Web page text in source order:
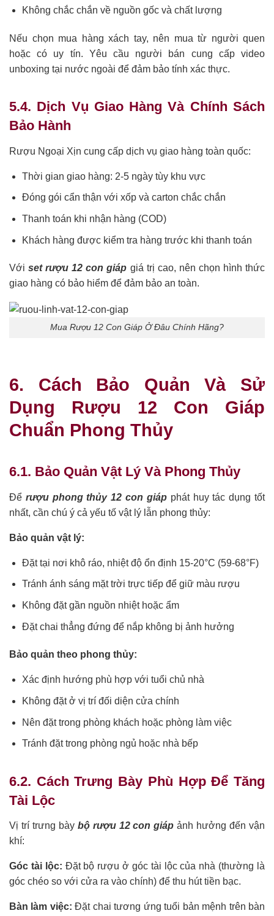
Không chắc chắn về nguồn gốc và chất lượng
Nếu chọn mua hàng xách tay, nên mua từ người quen
hoặc có uy tín. Yêu cầu người bán cung cấp video
unboxing tại nước ngoài để đảm bảo tính xác thực.
5.4. Dịch Vụ Giao Hàng Và Chính Sách
Bảo Hành
Rượu Ngoại Xịn cung cấp dịch vụ giao hàng toàn quốc:
Thời gian giao hàng: 2-5 ngày tùy khu vực
Đóng gói cẩn thận với xốp và carton chắc chắn
Thanh toán khi nhận hàng (COD)
Khách hàng được kiểm tra hàng trước khi thanh toán
Vớiset rượu 12 con giáp giá trị cao, nên chọn hình thức
giao hàng có bảo hiểm để đảm bảo an toàn.
Mua Rượu 12 Con Giáp Ở Đâu Chính Hãng?
6. Cách Bảo Quản Và Sử
Dụng Rượu 12 Con Giáp
Chuẩn Phong Thủy
6.1. Bảo Quản Vật Lý Và Phong Thủy
Để rượu phong thủy 12 con giápphát huy tác dụng tốt
nhất, cần chú ý cả yếu tố vật lý lẫn phong thủy:
Bảo quản vật lý:
Đặt tại nơi khô ráo, nhiệt độ ổn định 15-20°C (59-68°F)
Tránh ánh sáng mặt trời trực tiếp để giữ màu rượu
Không đặt gần nguồn nhiệt hoặc ẩm
Đặt chai thẳng đứng để nắp không bị ảnh hưởng
Bảo quản theo phong thủy:
Xác định hướng phù hợp với tuổi chủ nhà
Không đặt ở vị trí đối diện cửa chính
Nên đặt trong phòng khách hoặc phòng làm việc
Tránh đặt trong phòng ngủ hoặc nhà bếp
6.2. Cách Trưng Bày Phù Hợp Để Tăng
Tài Lộc
Vị trí trưng bày bộ rượu 12 con giáp ảnh hưởng đến vận
khí:
Góc tài lộc: Đặt bộ rượu ở góc tài lộc của nhà (thường là
góc chéo so với cửa ra vào chính) để thu hút tiền bạc.
Bàn làm việc: Đặt chai tương ứng tuổi bản mệnh trên bàn